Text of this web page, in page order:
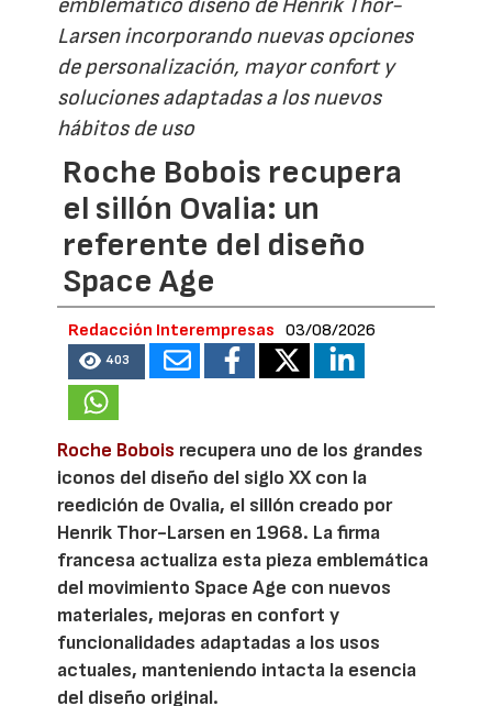
emblemático diseño de Henrik Thor-
Larsen incorporando nuevas opciones
de personalización, mayor confort y
soluciones adaptadas a los nuevos
hábitos de uso
Roche Bobois recupera
el sillón Ovalia: un
referente del diseño
Space Age
Redacción Interempresas 03/08/2026
403
Roche Bobois recupera uno de los grandes
iconos del diseño del siglo XX con la
reedición de Ovalia, el sillón creado por
Henrik Thor-Larsen en 1968. La firma
francesa actualiza esta pieza emblemática
del movimiento Space Age con nuevos
materiales, mejoras en confort y
funcionalidades adaptadas a los usos
actuales, manteniendo intacta la esencia
del diseño original.